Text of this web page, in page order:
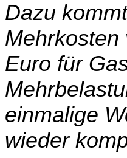
Dazu
Mehrkosten
Euro für
einmalige
wieder